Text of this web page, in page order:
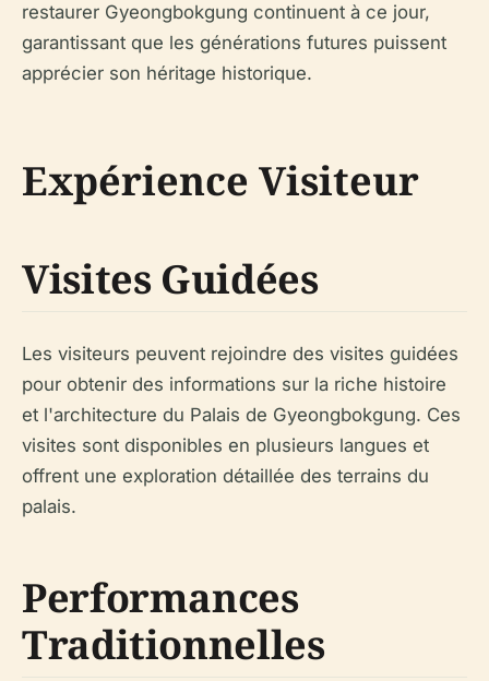
restaurer Gyeongbokgung continuent à ce jour,
garantissant que les générations futures puissent
apprécier son héritage historique.
Expérience Visiteur
Visites Guidées
Les visiteurs peuvent rejoindre des visites guidées
pour obtenir des informations sur la riche histoire
et l'architecture du Palais de Gyeongbokgung. Ces
visites sont disponibles en plusieurs langues et
offrent une exploration détaillée des terrains du
palais.
Performances
Traditionnelles